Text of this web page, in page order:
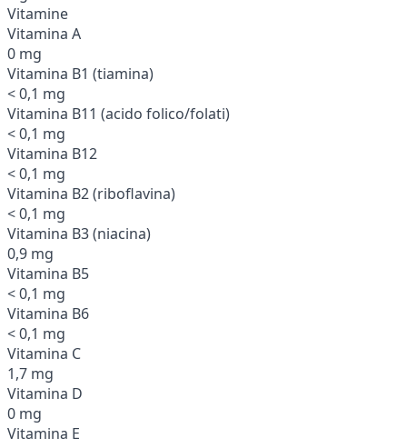
Vitamine
Vitamina A
0 mg
Vitamina B1 (tiamina)
< 0,1 mg
Vitamina B11 (acido folico/folati)
< 0,1 mg
Vitamina B12
< 0,1 mg
Vitamina B2 (riboflavina)
< 0,1 mg
Vitamina B3 (niacina)
0,9 mg
Vitamina B5
< 0,1 mg
Vitamina B6
< 0,1 mg
Vitamina C
1,7 mg
Vitamina D
0 mg
Vitamina E